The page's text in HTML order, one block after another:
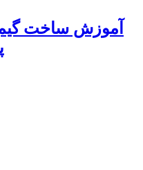
آموزش ساخت